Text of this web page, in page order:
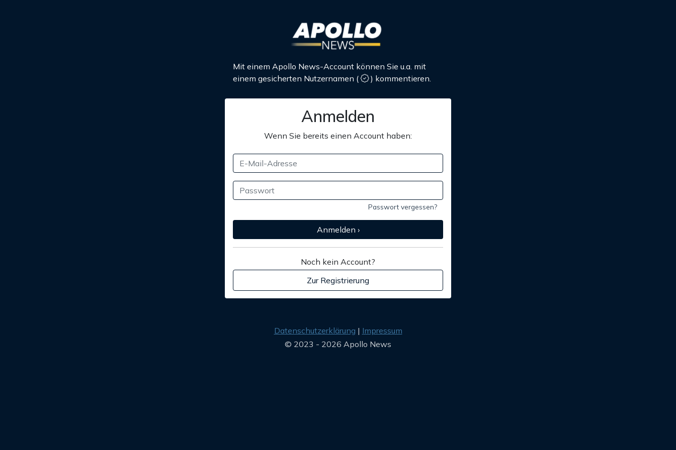
Mit einem Apollo News-Account können Sie u.a. mit
einem gesicherten Nutzernamen ( ) kommentieren.
Anmelden
Wenn Sie bereits einen Account haben:
Passwort vergessen?
Anmelden ›
Noch kein Account?
Zur Registrierung
Datenschutzerklärung
Impressum
© 2023 - 2026 Apollo News